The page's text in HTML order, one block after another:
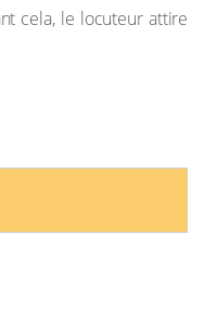
cela, le locuteur attire